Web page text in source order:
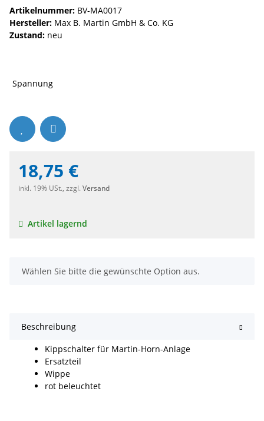
Artikelnummer: BV-MA0017
Hersteller: Max B. Martin GmbH & Co. KG
Zustand: neu
Spannung
18,75 €
inkl. 19% USt., zzgl. Versand
Artikel lagernd
x
Wählen Sie bitte die gewünschte Option aus.
Beschreibung
Kippschalter für Martin-Horn-Anlage
Ersatzteil
Wippe
rot beleuchtet